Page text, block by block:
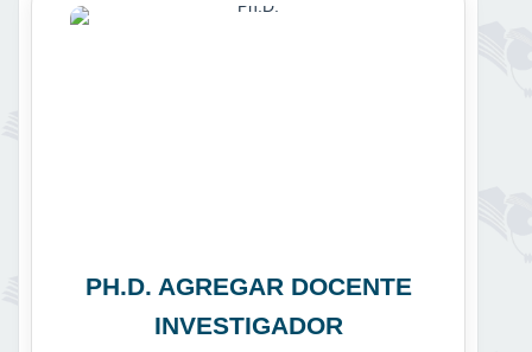
PH.D. AGREGAR DOCENTE
INVESTIGADOR